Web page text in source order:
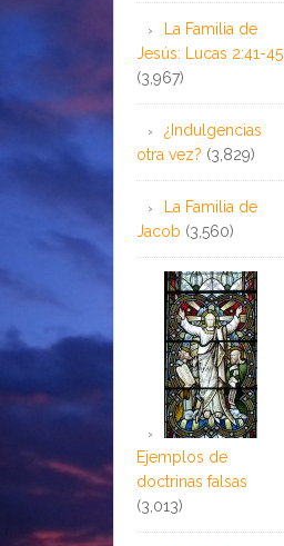
La Familia de
Jesús: Lucas 2:41-45
(3,967)
¿Indulgencias
otra vez? (3,829)
La Familia de
Jacob (3,560)
Ejemplos de
doctrinas falsas
(3,013)